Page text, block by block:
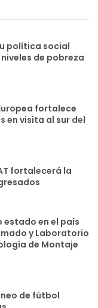
política social
de pobreza
fortalece
en visita al sur del
fortalecerá la
estado en el país
y Laboratorio
de Montaje
de fútbol